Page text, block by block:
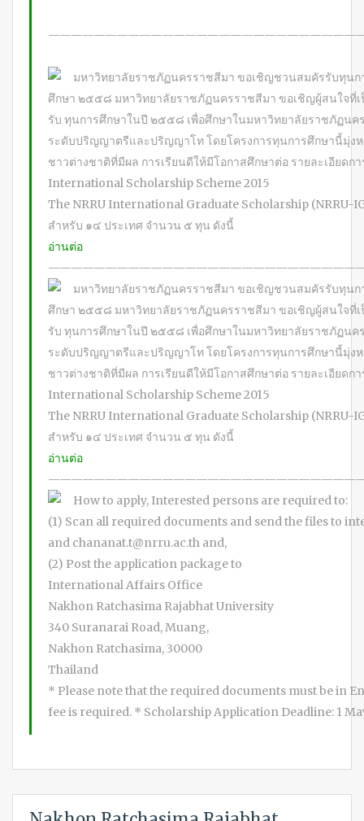
มหาวิทยาลัยราชภัฏนครราชสีมา ขอเชิญชวนสมคัรรับทุนก
ศึกษา ๒๕๕๘ มหาวิทยาลัยราชภัฏนครราชสีมา ขอเชิญผู้สนใจที่
รับ ทุนการศึกษาในปี ๒๕๕๘ เพื่อศึกษาในมหาวิทยาลัยราชภัฏนค
ระดับปริญญาตรีและปริญญาโท โดยโครงการทุนการศึกษานี้มุ่งห
ชาวต่างชาติที่มีผล การเรียนดีให้มีโอกาสศึกษาต่อ รายละเอียดก
International Scholarship Scheme 2015
The NRRU International Graduate Scholarship (NRRU-
สําหรับ ๑๔ ประเทศ จํานวน ๕ ทุน ดังนี้
อ่านต่อ
มหาวิทยาลัยราชภัฏนครราชสีมา ขอเชิญชวนสมคัรรับทุนก
ศึกษา ๒๕๕๘ มหาวิทยาลัยราชภัฏนครราชสีมา ขอเชิญผู้สนใจที่
รับ ทุนการศึกษาในปี ๒๕๕๘ เพื่อศึกษาในมหาวิทยาลัยราชภัฏนค
ระดับปริญญาตรีและปริญญาโท โดยโครงการทุนการศึกษานี้มุ่งห
ชาวต่างชาติที่มีผล การเรียนดีให้มีโอกาสศึกษาต่อ รายละเอียดก
International Scholarship Scheme 2015
The NRRU International Graduate Scholarship (NRRU-
สําหรับ ๑๔ ประเทศ จํานวน ๕ ทุน ดังนี้
อ่านต่อ
How to apply, Interested persons are required to:
(1) Scan all required documents and send the files to
and chananat.t@nrru.ac.th and,
(2) Post the application package to
International Affairs Office
Nakhon Ratchasima Rajabhat University
340 Suranarai Road, Muang,
Nakhon Ratchasima, 30000
Thailand
* Please note that the required documents must be in
fee is required. * Scholarship Application Deadline: 1